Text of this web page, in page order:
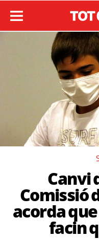
Canvi
Comissió
acorda
facin